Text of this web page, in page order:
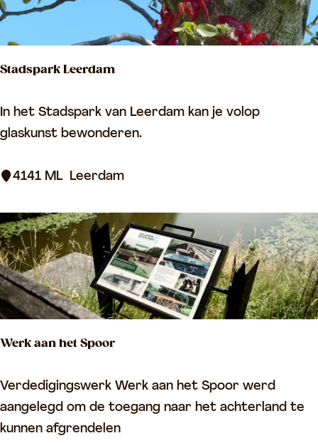
V
n
n
Stadspark Leerdam
S
t
d
p
a
r
k
L
e
d
a
m
In het Stadspark van Leerdam kan je volop
glaskunst bewonderen.
4141 ML Leerdam
Werk aan het Spoor
W
e
r
Verdedigingswerk Werk aan het Spoor werd
aangelegd om de toegang naar het achterland te
kunnen afgrendelen